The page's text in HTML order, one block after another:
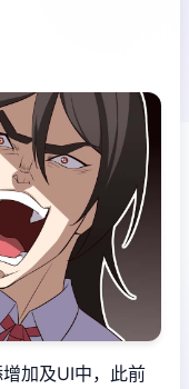
加及UI中，此前